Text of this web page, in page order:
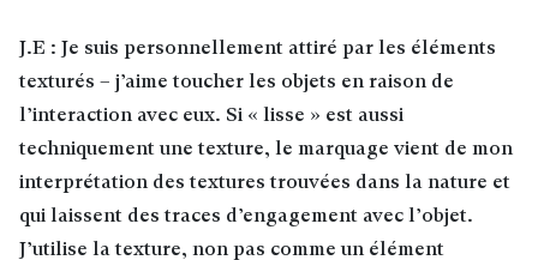
J.E : Je suis personnellement attiré par les éléments
texturés – j’aime toucher les objets en raison de
l’interaction avec eux. Si « lisse » est aussi
techniquement une texture, le marquage vient de mon
interprétation des textures trouvées dans la nature et
qui laissent des traces d’engagement avec l’objet.
J’utilise la texture, non pas comme un élément